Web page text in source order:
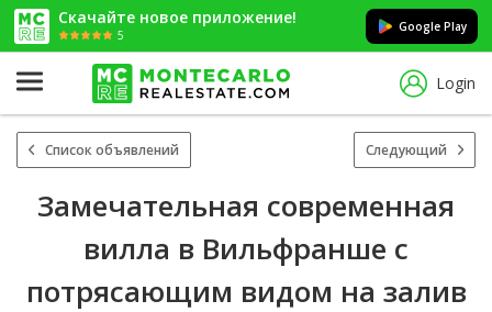
Скачайте новое приложение!
5
Google Play
Login
Список объявлений Следующий
Замечательная современная
вилла в Вильфранше с
потрясающим видом на залив